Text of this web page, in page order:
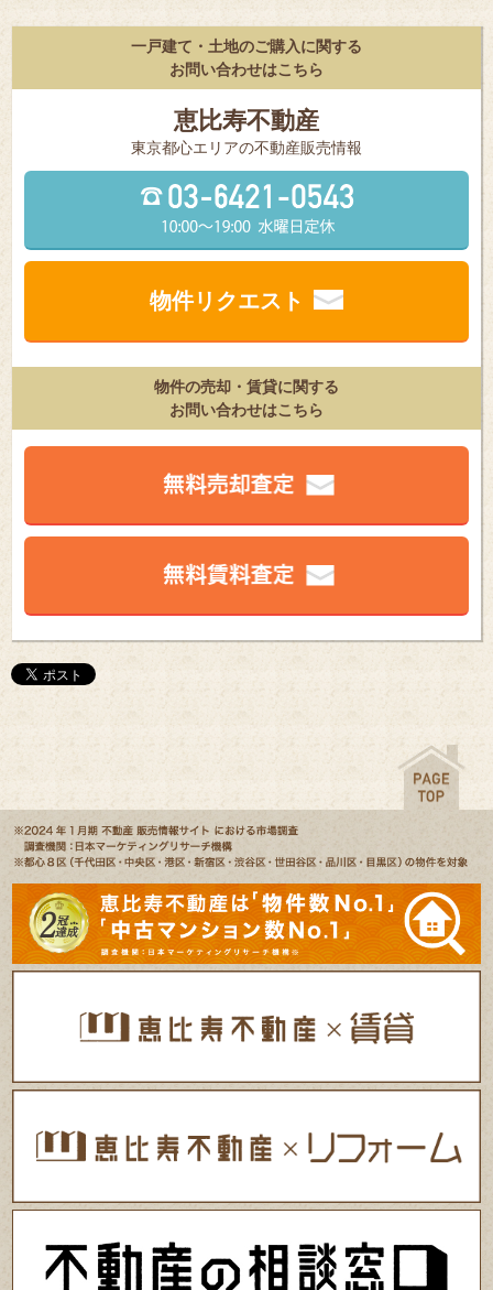
一戸建て・土地のご購入に関する
お問い合わせはこちら
恵比寿不動産
東京都⼼エリアの不動産販売情報
物件リクエスト
物件の売却・賃貸に関する
お問い合わせはこちら